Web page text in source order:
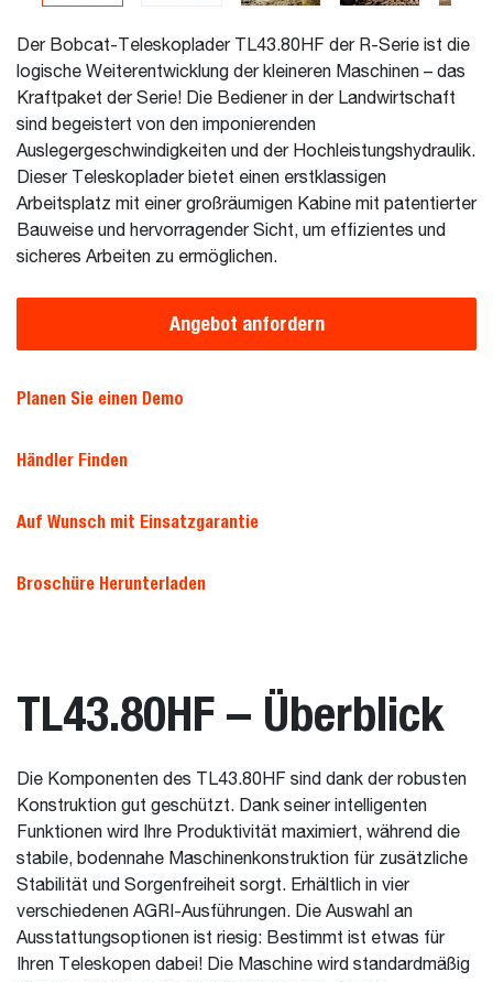
Der Bobcat-Teleskoplader TL43.80HF der R-Serie ist die
logische Weiterentwicklung der kleineren Maschinen – das
Kraftpaket der Serie! Die Bediener in der Landwirtschaft
sind begeistert von den imponierenden
Auslegergeschwindigkeiten und der Hochleistungshydraulik.
Dieser Teleskoplader bietet einen erstklassigen
Arbeitsplatz mit einer großräumigen Kabine mit patentierter
Bauweise und hervorragender Sicht, um effizientes und
sicheres Arbeiten zu ermöglichen.
Angebot anfordern
Planen Sie einen Demo
Händler Finden
Auf Wunsch mit Einsatzgarantie
Broschüre Herunterladen
TL43.80HF – Überblick
Die Komponenten des TL43.80HF sind dank der robusten
Konstruktion gut geschützt. Dank seiner intelligenten
Funktionen wird Ihre Produktivität maximiert, während die
stabile, bodennahe Maschinenkonstruktion für zusätzliche
Stabilität und Sorgenfreiheit sorgt. Erhältlich in vier
verschiedenen AGRI-Ausführungen. Die Auswahl an
Ausstattungsoptionen ist riesig: Bestimmt ist etwas für
Ihren Teleskopen dabei! Die Maschine wird standardmäßig